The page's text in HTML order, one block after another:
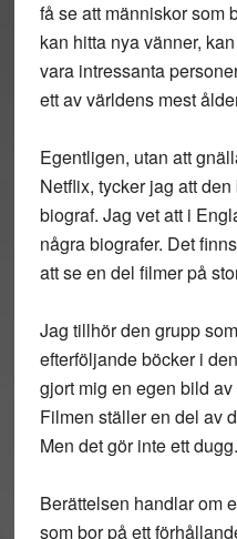
få se att människor som
kan hitta nya vänner,
vara intressanta
ett av världens mest
Egentligen, utan att
Netflix, tycker jag att
biograf. Jag vet att i
några biografer. Det
att se en del filmer på
Jag tillhör den grupp
efterföljande böcker i
gjort mig en egen bild
Filmen ställer en del av
Men det gör inte ett dugg.
Berättelsen handlar om
som bor på ett